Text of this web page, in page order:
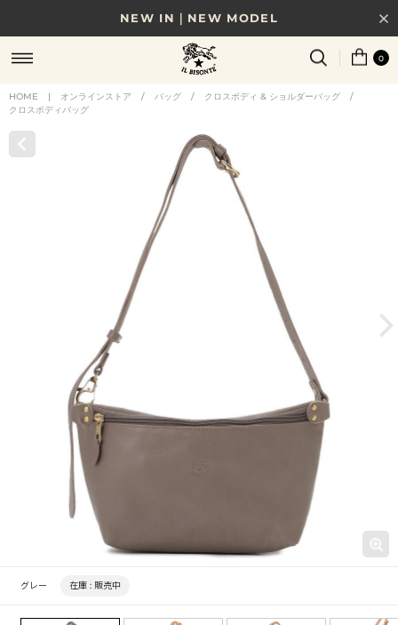
NEW IN｜NEW MODEL
8/17(月)10時まで｜税込11,000円以上で送料無料
贈る相手やシーンから選べる、新しいギフトガイド
0
HOME | オンラインストア / バッグ / クロスボディ & ショルダーバッグ
/
クロスボディバッグ
グレー 在庫 : 販売中